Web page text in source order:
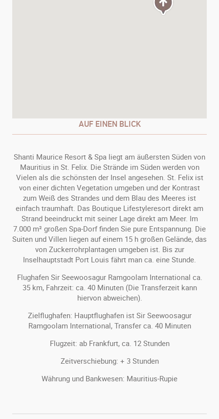
AUF EINEN BLICK
Shanti Maurice Resort & Spa liegt am äußersten Süden von
Mauritius in St. Felix. Die Strände im Süden werden von
Vielen als die schönsten der Insel angesehen. St. Felix ist
von einer dichten Vegetation umgeben und der Kontrast
zum Weiß des Strandes und dem Blau des Meeres ist
einfach traumhaft. Das Boutique Lifestyleresort direkt am
Strand beeindruckt mit seiner Lage direkt am Meer. Im
7.000 m² großen Spa-Dorf finden Sie pure Entspannung. Die
Suiten und Villen liegen auf einem 15 h großen Gelände, das
von Zuckerrohrplantagen umgeben ist. Bis zur
Inselhauptstadt Port Louis fährt man ca. eine Stunde.
Flughafen Sir Seewoosagur Ramgoolam International ca.
35 km, Fahrzeit: ca. 40 Minuten (Die Transferzeit kann
hiervon abweichen).
Zielflughafen: Hauptflughafen ist Sir Seewoosagur
Ramgoolam International, Transfer ca. 40 Minuten
Flugzeit: ab Frankfurt, ca. 12 Stunden
Zeitverschiebung: + 3 Stunden
Währung und Bankwesen: Mauritius-Rupie